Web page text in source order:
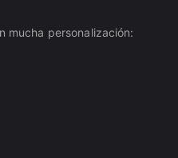
mucha personalización: